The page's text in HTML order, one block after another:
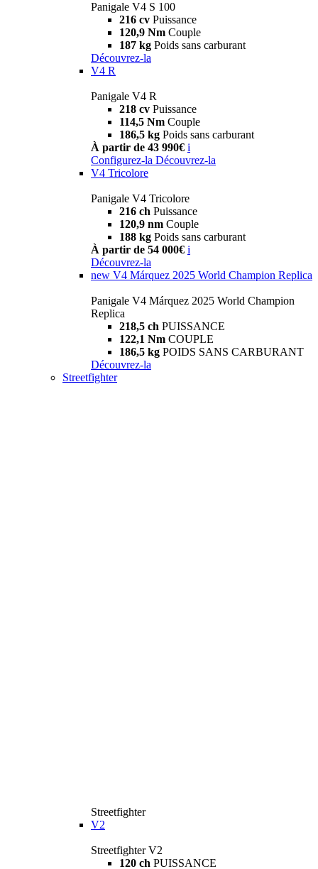
Panigale V4 S 100
216 cv Puissance
120,9 Nm Couple
187 kg Poids sans carburant
Découvrez-la
V4 R
Panigale V4 R
218 cv Puissance
114,5 Nm Couple
186,5 kg Poids sans carburant
À partir de 43 990€ i
Configurez-la Découvrez-la
V4 Tricolore
Panigale V4 Tricolore
216 ch Puissance
120,9 nm Couple
188 kg Poids sans carburant
À partir de 54 000€ i
Découvrez-la
new V4 Márquez 2025 World Champion Replica
Panigale V4 Márquez 2025 World Champion
Replica
218,5 ch PUISSANCE
122,1 Nm COUPLE
186,5 kg POIDS SANS CARBURANT
Découvrez-la
Streetfighter
Streetfighter
V2
Streetfighter V2
120 ch PUISSANCE